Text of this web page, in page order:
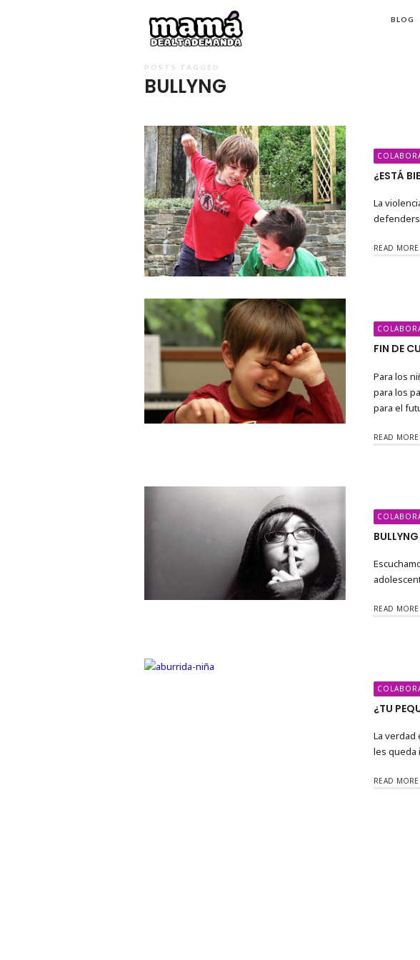
BLOG
POSTS TAGGED
BULLYNG
¿ESTÁ
La
READ MORE
FIN DE
Para los
para los
para el
READ MORE
READ MORE
¿TU
La verdad
les queda
READ MORE